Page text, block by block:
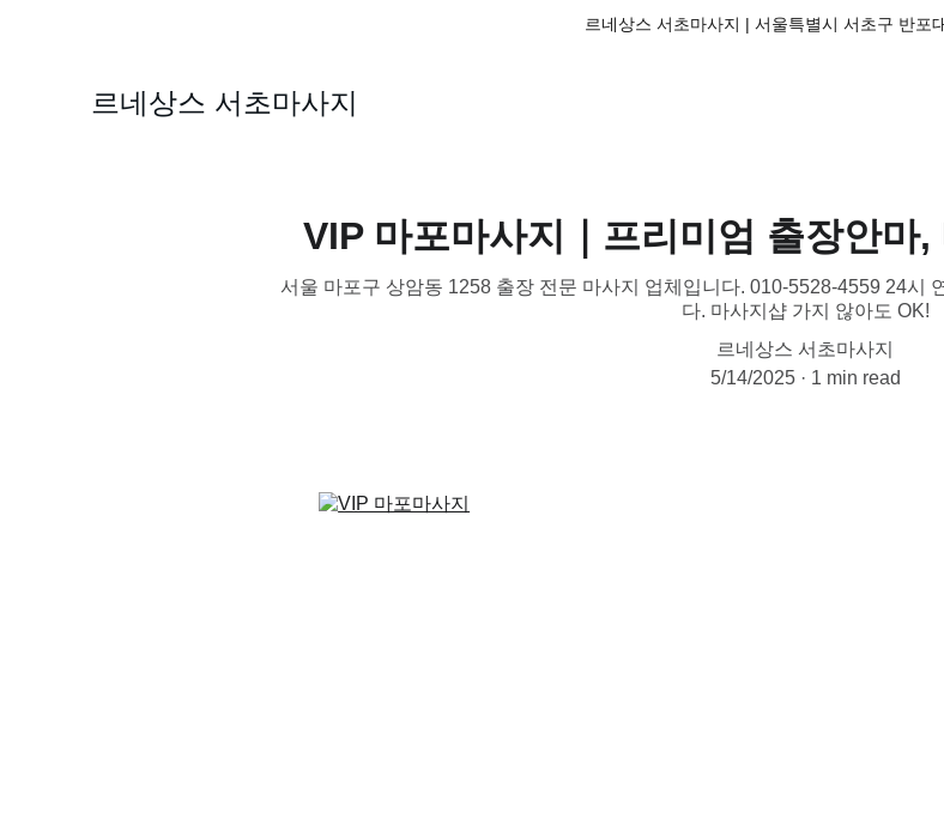
르네상스 서초마사지 | 서울특별시 서초구 반포
르네상스 서초마사지
VIP 마포마사지｜프리미엄 출장안마
서울 마포구 상암동 1258 출장 전문 마사지 업체입니다. 010-5528-4559 24시
다. 마사지샵 가지 않아도 OK!
르네상스 서초마사지
5/14/2025
1 min read